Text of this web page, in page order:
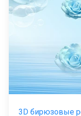
3D бирюзовые